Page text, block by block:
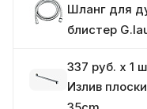
Шланг для
блистер
Излив
337 руб. x 1